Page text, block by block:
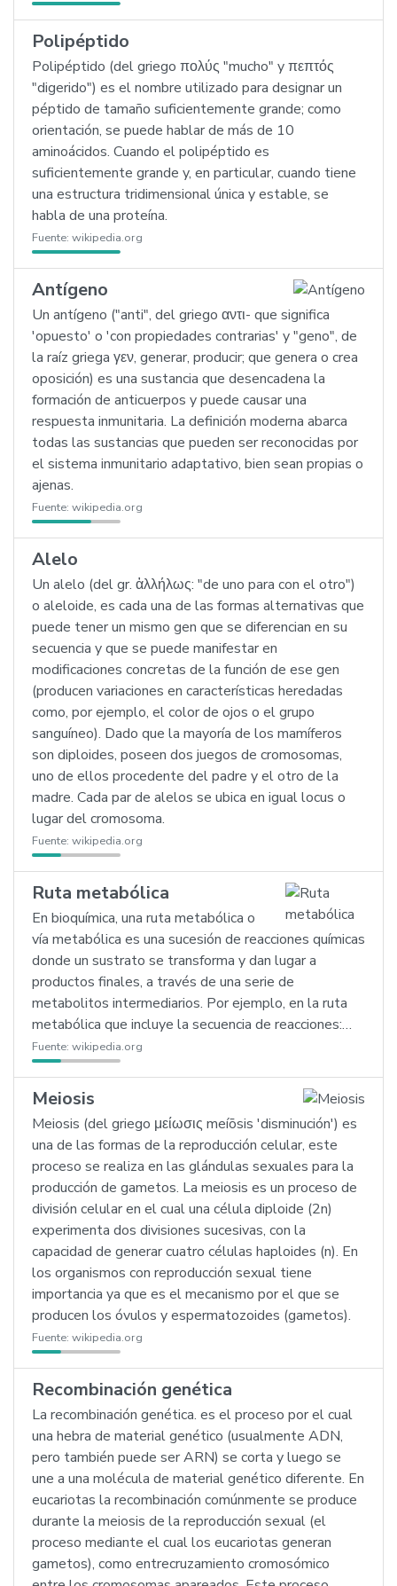
Polipéptido
Polipéptido (del griego πολύς "mucho" y πεπτός
"digerido") es el nombre utilizado para designar un
péptido de tamaño suficientemente grande; como
orientación, se puede hablar de más de 10
aminoácidos. Cuando el polipéptido es
suficientemente grande y, en particular, cuando tiene
una estructura tridimensional única y estable, se
habla de una proteína.
Fuente: wikipedia.org
Antígeno
Un antígeno ("anti", del griego αντι- que significa
'opuesto' o 'con propiedades contrarias' y "geno", de
la raíz griega γεν, generar, producir; que genera o crea
oposición) es una sustancia que desencadena la
formación de anticuerpos y puede causar una
respuesta inmunitaria. La definición moderna abarca
todas las sustancias que pueden ser reconocidas por
el sistema inmunitario adaptativo, bien sean propias o
ajenas.
Fuente: wikipedia.org
Alelo
Un alelo (del gr. ἁλλήλως: "de uno para con el otro")
o aleloide, es cada una de las formas alternativas que
puede tener un mismo gen que se diferencian en su
secuencia y que se puede manifestar en
modificaciones concretas de la función de ese gen
(producen variaciones en características heredadas
como, por ejemplo, el color de ojos o el grupo
sanguíneo). Dado que la mayoría de los mamíferos
son diploides, poseen dos juegos de cromosomas,
uno de ellos procedente del padre y el otro de la
madre. Cada par de alelos se ubica en igual locus o
lugar del cromosoma.
Fuente: wikipedia.org
Ruta metabólica
En bioquímica, una ruta metabólica o
vía metabólica es una sucesión de reacciones químicas
donde un sustrato se transforma y dan lugar a
productos finales, a través de una serie de
metabolitos intermediarios. Por ejemplo, en la ruta
metabólica que incluye la secuencia de reacciones:…
Fuente: wikipedia.org
Meiosis
Meiosis (del griego μείωσις meíōsis 'disminución') es
una de las formas de la reproducción celular, este
proceso se realiza en las glándulas sexuales para la
producción de gametos. La meiosis es un proceso de
división celular en el cual una célula diploide (2n)
experimenta dos divisiones sucesivas, con la
capacidad de generar cuatro células haploides (n). En
los organismos con reproducción sexual tiene
importancia ya que es el mecanismo por el que se
producen los óvulos y espermatozoides (gametos).
Fuente: wikipedia.org
Recombinación genética
La recombinación genética. es el proceso por el cual
una hebra de material genético (usualmente ADN,
pero también puede ser ARN) se corta y luego se
une a una molécula de material genético diferente. En
eucariotas la recombinación comúnmente se produce
durante la meiosis de la reproducción sexual (el
proceso mediante el cual los eucariotas generan
gametos), como entrecruzamiento cromosómico